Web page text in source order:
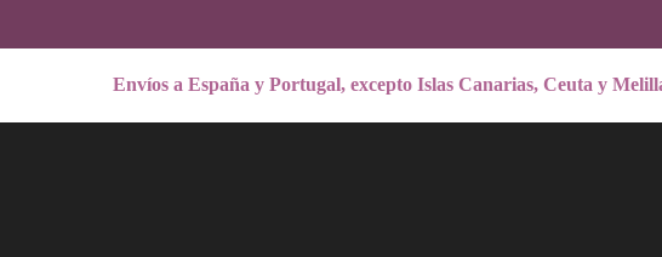
Envíos a España y Portugal, excepto Islas Canarias, Ceuta y